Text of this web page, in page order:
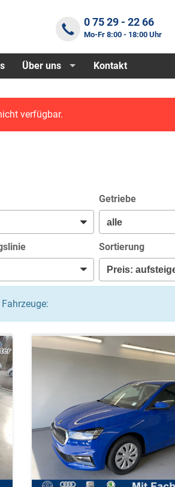
0 75 29 - 22 66
Mo-Fr 8:00 - 18:00 Uhr
Über uns Kontakt
verfügbar.
Getriebe
Sortierung
Fahrzeuge: